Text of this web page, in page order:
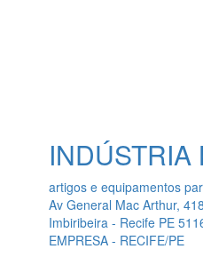
INDÚSTRIA
artigos e equipamentos
Av General Mac Arthur,
Imbiribeira - Recife PE
EMPRESA - RECIFE/PE